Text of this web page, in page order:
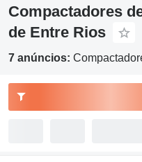
Compactadores
de Entre Rios
7 anúncios: